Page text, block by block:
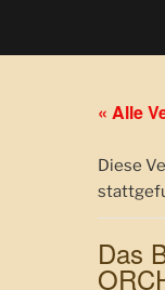
« Alle
Diese
Das